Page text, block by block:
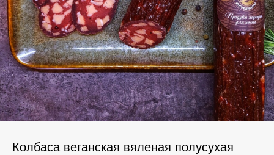
Колбаса веганская вяленая полусухая